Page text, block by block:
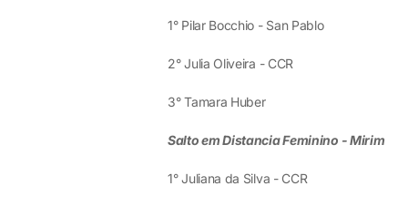
1° Pilar Bocchio - San Pablo
2° Julia Oliveira - CCR
3° Tamara Huber
Salto em Distancia Feminino - Mirim
1° Juliana da Silva - CCR